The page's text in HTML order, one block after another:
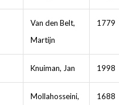
Van den Belt,
Martijn
1779
Knuiman, Jan 1998
Mollahosseini,
1688